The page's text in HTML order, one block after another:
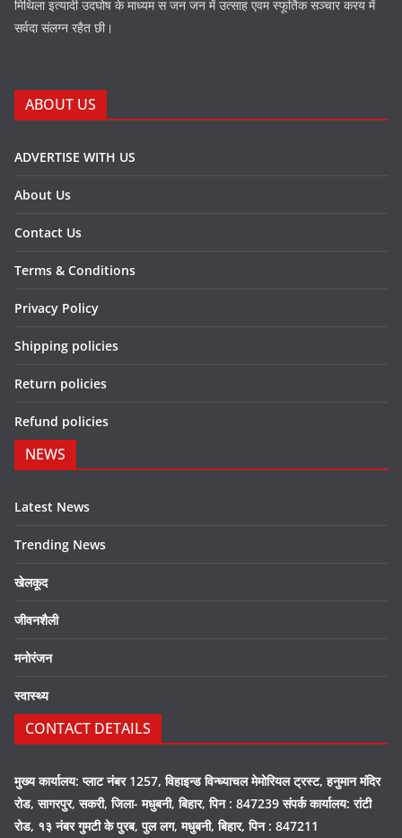
मिथिला इत्यादी उदघोष के माध्यम स जन जन में उत्साह एवम स्फूर्तिक सञ्चार करय में
सर्वदा संलग्न रहैत छी।
ABOUT US
ADVERTISE WITH US
About Us
Contact Us
Terms & Conditions
Privacy Policy
Shipping policies
Return policies
Refund policies
NEWS
Latest News
Trending News
खेलकूद
जीवनशैली
मनोरंजन
स्वास्थ्य
CONTACT DETAILS
मुख्य कार्यालय: प्लाट नंबर 1257, विहाइन्ड विन्ध्याचल मेमोरियल ट्रस्ट, हनुमान मंदिर
रोड, सागरपुर, सकरी, जिला- मधुबनी, बिहार, पिन : 847239 संपर्क कार्यालय: रांटी
रोड, १३ नंबर गुमटी के पुरब, पुल लग, मधुबनी, बिहार, पिन : 847211